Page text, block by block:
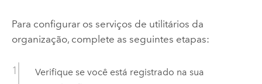
Para configurar os serviços de utilitários da
organização, complete as seguintes etapas:
Verifique se você está registrado na sua